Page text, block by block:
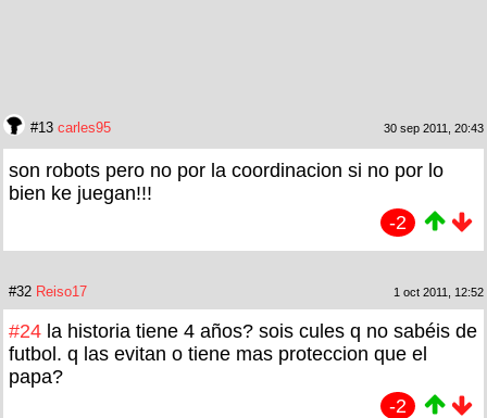
#13 carles95 30 sep 2011, 20:43
son robots pero no por la coordinacion si no por lo
bien ke juegan!!!
-2
#32 Reiso17 1 oct 2011, 12:52
#24 la historia tiene 4 años? sois cules q no sabéis de
futbol. q las evitan o tiene mas proteccion que el
papa?
-2